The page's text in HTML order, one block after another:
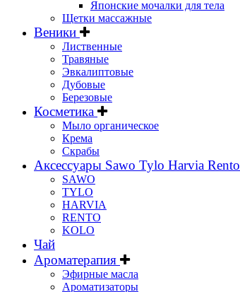
Японские мочалки для тела
Щетки массажные
Веники
Лиственные
Травяные
Эвкалиптовые
Дубовые
Березовые
Косметика
Мыло органическое
Крема
Скрабы
Аксессуары Sawo Tylo Harvia Rento
SAWO
TYLO
HARVIA
RENTO
KOLO
Чай
Ароматерапия
Эфирные масла
Ароматизаторы